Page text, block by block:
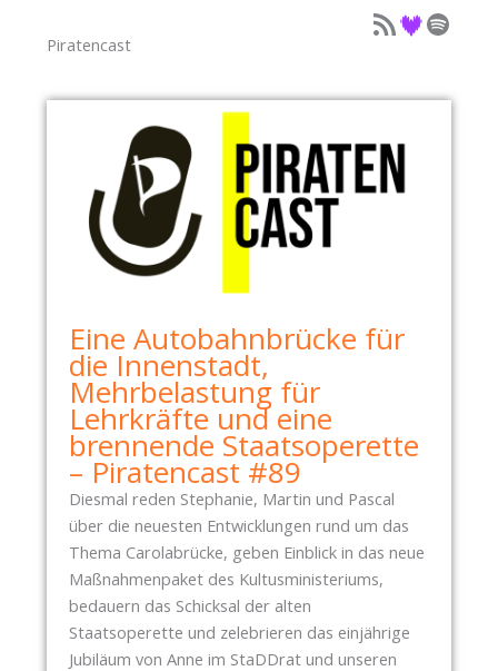
Piratencast
Podcast als Feed Podcast auf Deezer Podcast auf Spotify
Eine Autobahnbrücke für
die Innenstadt,
Mehrbelastung für
Lehrkräfte und eine
brennende Staatsoperette
– Piratencast #89
Diesmal reden Stephanie, Martin und Pascal
über die neuesten Entwicklungen rund um das
Thema Carolabrücke, geben Einblick in das neue
Maßnahmenpaket des Kultusministeriums,
bedauern das Schicksal der alten
Staatsoperette und zelebrieren das einjährige
Jubiläum von Anne im StaDDrat und unseren